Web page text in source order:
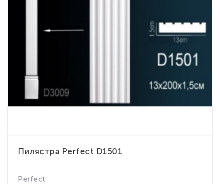
Пилястра Perfect D1501
Perfect